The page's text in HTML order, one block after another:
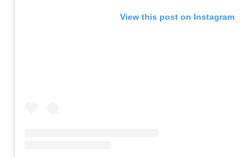
View this post on Instagram